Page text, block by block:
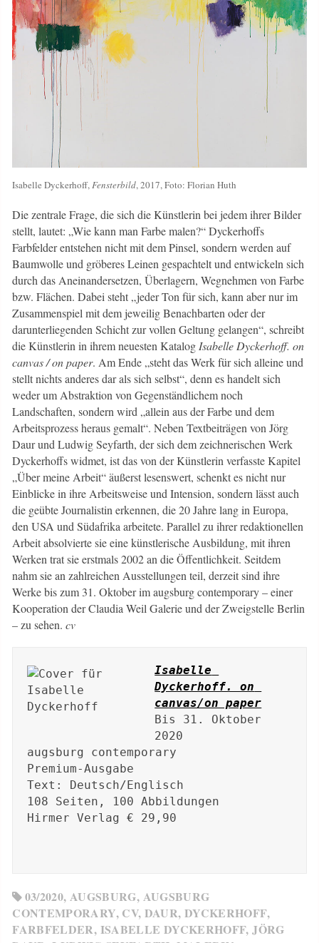
Isabelle Dyckerhoff,Fensterbild, 2017, Foto: Florian Huth
Die zentrale Frage, die sich die Künstlerin bei jedem ihrer Bilder
stellt, lautet: „Wie kann man Farbe malen?“ Dyckerhoffs
Farbfelder entstehen nicht mit dem Pinsel, sondern werden auf
Baumwolle und gröberes Leinen gespachtelt und entwickeln sich
durch das Aneinandersetzen, Überlagern, Wegnehmen von Farbe
bzw. Flächen. Dabei steht „jeder Ton für sich, kann aber nur im
Zusammenspiel mit dem jeweilig Benachbarten oder der
darunterliegenden Schicht zur vollen Geltung gelangen“, schreibt
die Künstlerin in ihrem neuesten Katalog ­ Isabelle Dyckerhoff. on
canvas / on paper. Am Ende „steht das Werk für sich alleine und
stellt nichts anderes dar als sich selbst“, denn es handelt sich
weder um Abstraktion von Gegenständlichem noch
Landschaften, sondern wird „allein aus der Farbe und dem
Arbeitsprozess heraus gemalt“. Neben Textbeiträgen von Jörg
Daur und Ludwig Seyfarth, der sich dem zeichnerischen Werk
Dyckerhoffs widmet, ist das von der Künstlerin verfasste Kapitel
„Über meine Arbeit“ äußerst lesenswert, schenkt es nicht nur
Einblicke in ihre Arbeitsweise und Intension, sondern lässt auch
die geübte Journalistin erkennen, die 20 Jahre lang in Europa,
den USA und Südafrika arbeitete. Parallel zu ihrer redaktionellen
Arbeit absolvierte sie eine künstlerische Ausbildung, mit ihren
Werken trat sie erstmals 2002 an die Öffentlichkeit. Seitdem
nahm sie an zahlreichen Ausstellungen teil, derzeit sind ihre
Werke bis zum 31. Oktober im augsburg contemporary – einer
Kooperation der Claudia Weil Galerie und der Zweigstelle Berlin
– zu sehen.cv
Isabelle
Dyckerhoff. on
canvas/on paper
Bis 31. Oktober
2020
augsburg contemporary
Premium-Ausgabe
Text: Deutsch/Englisch
108 Seiten, 100 Abbildungen
Hirmer Verlag € 29,90
03/2020, AUGSBURG, AUGSBURG
CONTEMPORARY, CV, DAUR, DYCKERHOFF,
FARBFELDER, ISABELLE DYCKERHOFF,JÖRG